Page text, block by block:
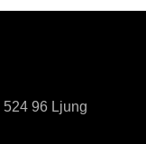
524 96 Ljung